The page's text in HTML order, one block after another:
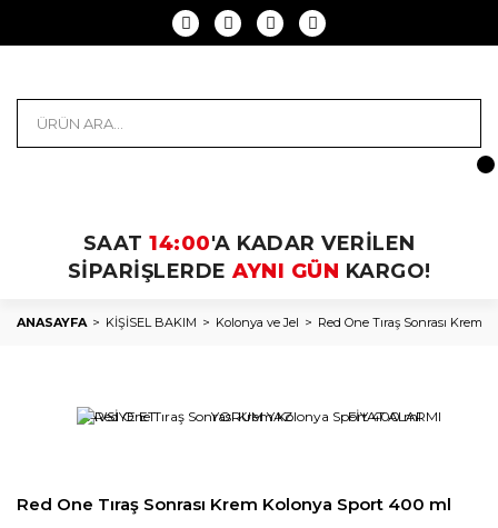
SAAT 14:00'A KADAR VERİLEN
SİPARİŞLERDE AYNI GÜN KARGO!
ANASAYFA KİŞİSEL BAKIM Kolonya ve Jel Red One Tıraş Sonrası Krem
TAVSİYE ET YORUM YAZ FİYAT ALARMI
Red One Tıraş Sonrası Krem Kolonya Sport 400 ml